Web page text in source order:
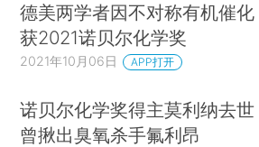
德美两学者因不对称有机催化
获2021诺贝尔化学奖
2021年10月06日 APP打开
诺贝尔化学奖得主莫利纳去世
曾揪出臭氧杀手氟利昂